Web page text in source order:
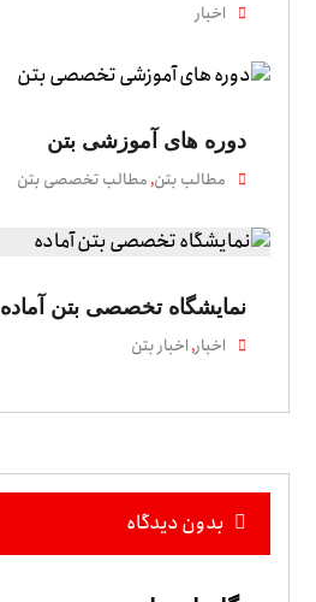
اخبار
دوره های آموزشی بتن
مطالب بتن,مطالب تخصصی بتن
نمایشگاه تخصصی بتن آماده
اخبار,اخبار بتن
بدون دیدگاه